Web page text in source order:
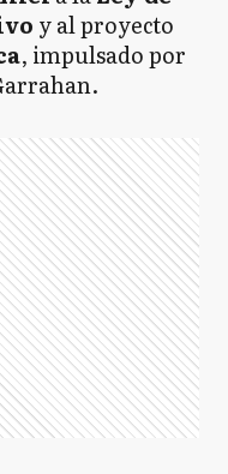
y al proyecto
, impulsado por